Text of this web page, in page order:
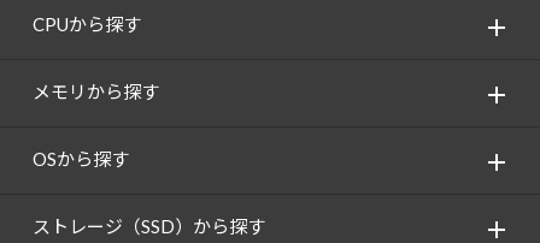
CPUから探す
メモリから探す
OSから探す
ストレージ（SSD）から探す